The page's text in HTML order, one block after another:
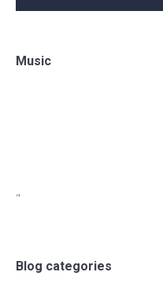
Music
"
Blog categories